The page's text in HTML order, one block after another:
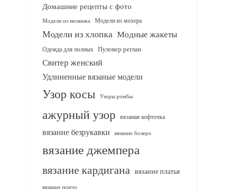
Домашние рецепты с фото
Модели из меланжа Модели из мохера
Модели из хлопка Модные жакеты
Одежда для полных Пуловер реглан
Свитер женский
Удлиненные вязаные модели
Узор косы Узоры ромбы
ажурный узор вязаная кофточка
вязание безрукавки вязание болеро
вязание джемпера
вязание кардигана вязание платья
вязание пончо